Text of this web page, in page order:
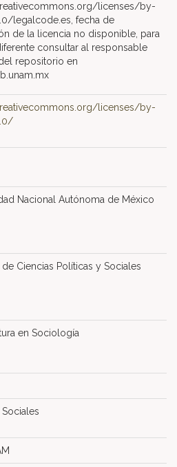
licenses/by-
legalcode.es, fecha de
de la licencia no disponible, para
consultar al responsable
repositorio en
licenses/by-
Nacional Autónoma de México
de Ciencias Políticas y Sociales
en Sociología